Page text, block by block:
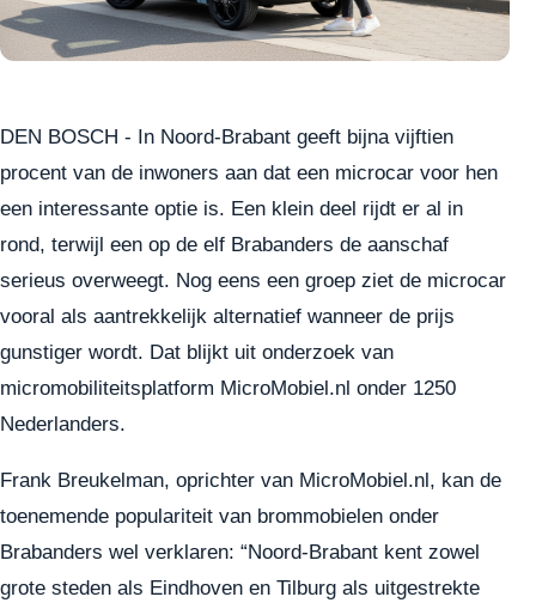
DEN BOSCH - In Noord-Brabant geeft bijna vijftien
procent van de inwoners aan dat een microcar voor hen
een interessante optie is. Een klein deel rijdt er al in
rond, terwijl een op de elf Brabanders de aanschaf
serieus overweegt. Nog eens een groep ziet de microcar
vooral als aantrekkelijk alternatief wanneer de prijs
gunstiger wordt. Dat blijkt uit onderzoek van
micromobiliteitsplatform MicroMobiel.nl onder 1250
Nederlanders.
Frank Breukelman, oprichter van MicroMobiel.nl, kan de
toenemende populariteit van brommobielen onder
Brabanders wel verklaren: “Noord-Brabant kent zowel
grote steden als Eindhoven en Tilburg als uitgestrekte